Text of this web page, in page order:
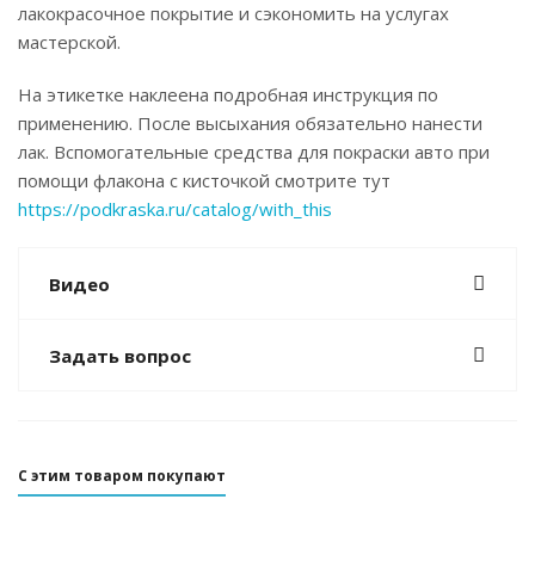
лакокрасочное покрытие и сэкономить на услугах
мастерской.
На этикетке наклеена подробная инструкция по
применению. После высыхания обязательно нанести
лак. Вспомогательные средства для покраски авто при
помощи флакона с кисточкой смотрите тут
https://podkraska.ru/catalog/with_this
Видео
Задать вопрос
С этим товаром покупают